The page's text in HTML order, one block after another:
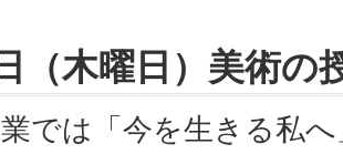
（木曜日）美術の
では「今を生きる私